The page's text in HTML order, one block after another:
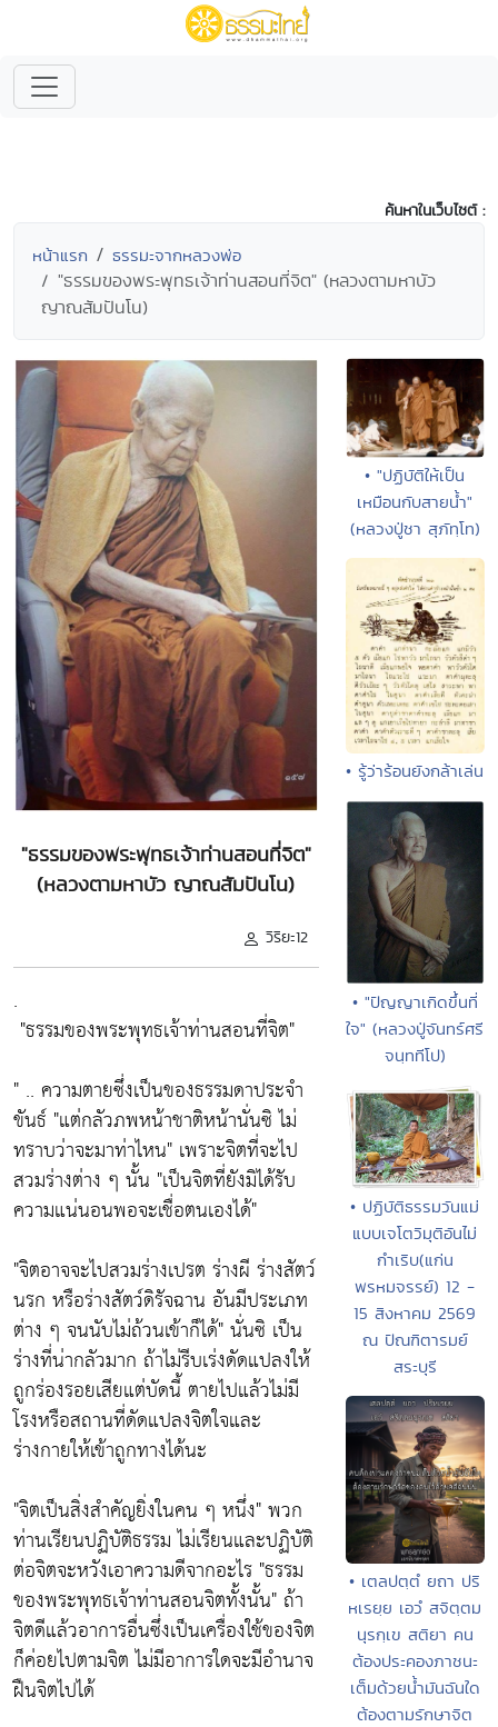
ค้นหาในเว็บไซต์ :
หน้าแรก ธรรมะจากหลวงพ่อ
"ธรรมของพระพุทธเจ้าท่านสอนที่จิต" (หลวงตามหาบัว
ญาณสัมปันโน)
"ธรรมของพระพุทธเจ้าท่านสอนที่จิต"
(หลวงตามหาบัว ญาณสัมปันโน)
วิริยะ12
.
"ธรรมของพระพุทธเจ้าท่านสอนที่จิต"
" .. ความตายซึ่งเป็นของธรรมดาประจำ
ขันธ์ "แต่กลัวภพหน้าชาติหน้านั่นซิ ไม่
ทราบว่าจะมาท่าไหน" เพราะจิตที่จะไป
สวมร่างต่าง ๆ นั้น "เป็นจิตที่ยังมิได้รับ
ความแน่นอนพอจะเชื่อตนเองได้"
"จิตอาจจะไปสวมร่างเปรต ร่างผี ร่างสัตว์
นรก หรือร่างสัตว์ดิรัจฉาน อันมีประเภท
ต่าง ๆ จนนับไม่ถ้วนเข้าก็ได้"นั่นซิ เป็น
ร่างที่น่ากลัวมาก ถ้าไม่รีบเร่งดัดแปลงให้
ถูกร่องรอยเสียแต่บัดนี้ ตายไปแล้วไม่มี
โรงหรือสถานที่ดัดแปลงจิตใจและ
ร่างกายให้เข้าถูกทางได้นะ
"จิตเป็นสิ่งสำคัญยิ่งในคน ๆ หนึ่ง"พวก
ท่านเรียนปฏิบัติธรรม ไม่เรียนและปฏิบัติ
ต่อจิตจะหวังเอาความดีจากอะไร "ธรรม
ของพระพุทธเจ้าท่านสอนจิตทั้งนั้น"ถ้า
จิตดีแล้วอาการอื่นซึ่งเป็นเครื่องใช้ของจิต
ก็ค่อยไปตามจิต ไม่มีอาการใดจะมีอำนาจ
ฝืนจิตไปได้
• "ปฏิบัติให้เป็น
เหมือนกับสายน้ำ"
(หลวงปู่ชา สุภัทฺโท)
• รู้ว่าร้อนยังกล้าเล่น
• "ปัญญาเกิดขึ้นที่
ใจ" (หลวงปู่จันทร์ศรี
จนฺททีโป)
• ปฏิบัติธรรมวันแม่
แบบเจโตวิมุติอันไม่
กำเริบ(แก่น
พรหมจรรย์) 12 -
15 สิงหาคม 2569
ณ ปัณฑิตารมย์
สระบุรี
• เตลปตฺตํ ยถา ปริ
หเรยฺย เอวํ สจิตฺตม
นุรกฺเข สติยา คน
ต้องประคองภาชนะ
เต็มด้วยน้ำมันฉันใด
ต้องตามรักษาจิต